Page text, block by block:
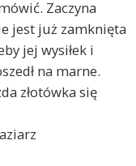
Zaczyna
jest już zamknięta
jej wysiłek i
na marne.
złotówka się